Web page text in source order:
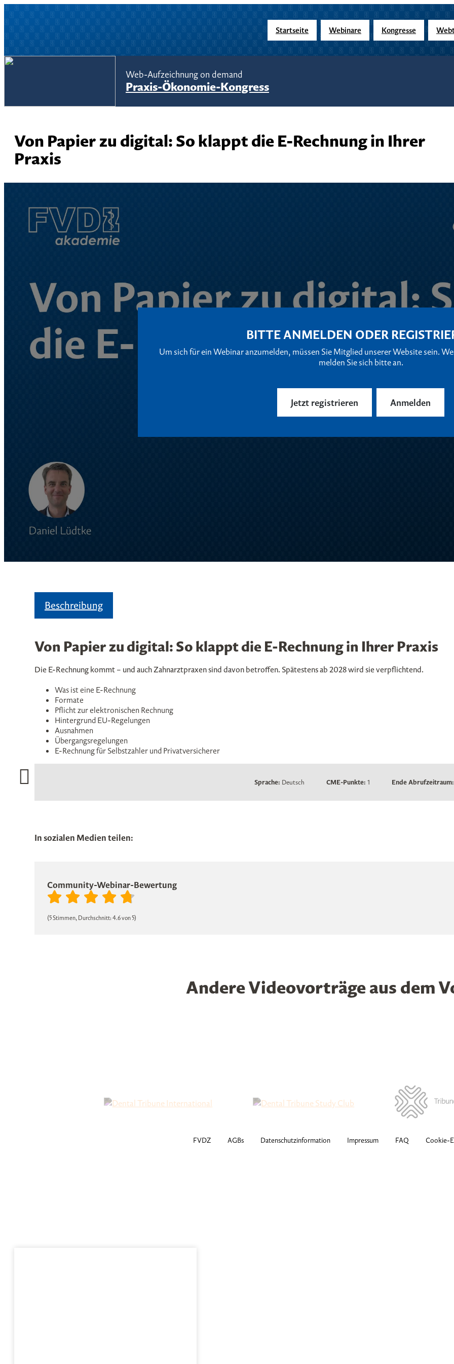
Startseite Webinare Kongresse
Web-Aufzeichnung on demand
Praxis-Ökonomie-Kongress
Von Papier zu digital: So klappt die E-Rechnung in Ihrer
Praxis
BITTE ANMELDEN ODER
Um sich für ein Webinar anzumelden, müssen Sie Mitglied unserer Website sein.
melden Sie sich bitte an.
Jetzt registrieren Anmelden
Beschreibung
Von Papier zu digital: So klappt die E-Rechnung in Ihrer Praxis
Die E-Rechnung kommt – und auch Zahnarztpraxen sind davon betroffen. Spätestens ab 2028 wird sie verpflichtend.
Was ist eine E-Rechnung
Formate
Pflicht zur elektronischen Rechnung
Hintergrund EU-Regelungen
Ausnahmen
Übergangsregelungen
E-Rechnung für Selbstzahler und Privatversicherer
Sprache: Deutsch CME-Punkte: 1 Ende Abrufzeitraum:
In sozialen Medien teilen:
Community-Webinar-Bewertung
(5 Stimmen, Durchschnitt: 4.6 von 5)
Andere Videovorträge aus dem
FVDZ AGBs Datenschutzinformation Impressum FAQ Cookie-